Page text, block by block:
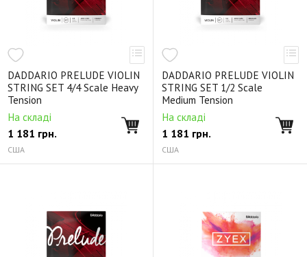
DADDARIO PRELUDE VIOLIN
STRING SET 4/4 Scale Heavy
Tension
На складі
1 181 грн.
США
DADDARIO PRELUDE VIOLIN
STRING SET 1/2 Scale
Medium Tension
На складі
1 181 грн.
США